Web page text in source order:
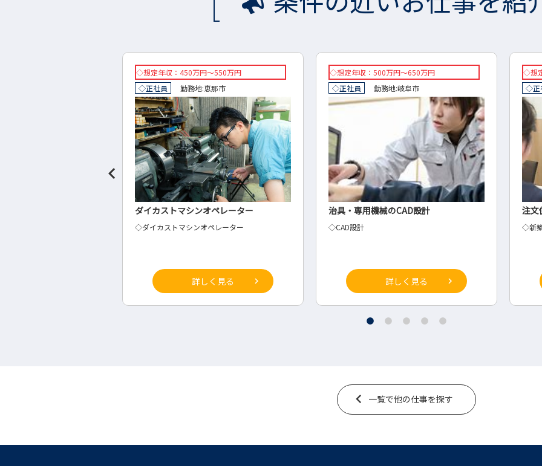
◇想定年収：500万円～650万円
◇正社員
勤務地:岐阜市
治具・専用機械のCAD設計
◇CAD設計
詳しく見る
◇想定年収：500万円～800万円
◇正社員
勤務地:岐阜市
注文住宅の新築事業部
◇新築事業部 営業
詳しく見る
想定
正社
税理
経営
一覧で他の仕事を探す